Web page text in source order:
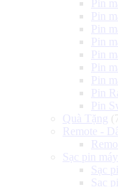
Pin
Pin
Pin
Pin
Pin
Pin
Pin
Pin
Pin
Quà Tặng
Remote -
Sạc pin máy
Sạc
Sạc